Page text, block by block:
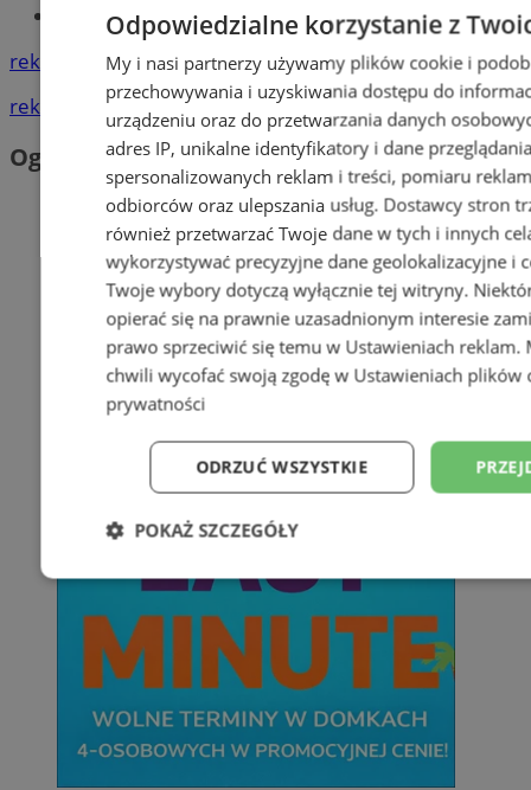
Tworzenie stron www - Orzesze
reklama
reklama
Ogłoszenia
Odpowiedzialne korzystanie z
My i nasi partnerzy używamy plików cookie i
przechowywania i uzyskiwania dostępu do
urządzeniu oraz do przetwarzania danych
adres IP, unikalne identyfikatory i dane
spersonalizowanych reklam i treści, pomiaru
odbiorców oraz ulepszania usług. Dostawcy stron
również przetwarzać Twoje dane w tych i innych
wykorzystywać precyzyjne dane geolokalizacyjne i
Twoje wybory dotyczą wyłącznie tej witryny.
opierać się na prawnie uzasadnionym interesie
prawo sprzeciwić się temu w Ustawieniach reklam.
chwili wycofać swoją zgodę w Ustawieniach plików
prywatności
ODRZUĆ WSZYSTKIE
POKAŻ SZCZEGÓŁY
Niezbędne Wydajność
Niesklasyfikowane